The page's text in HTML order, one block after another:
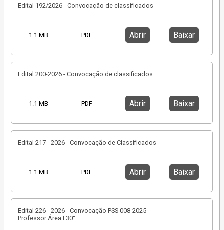
Edital 192/2026 - Convocação de classificados
1.1 MB PDF Abrir Baixar
Edital 200-2026 - Convocação de classificados
1.1 MB PDF Abrir Baixar
Edital 217 - 2026 - Convocação de Classificados
1.1 MB PDF Abrir Baixar
Edital 226 - 2026 - Convocação PSS 008-2025 -
Professor Área I 30°